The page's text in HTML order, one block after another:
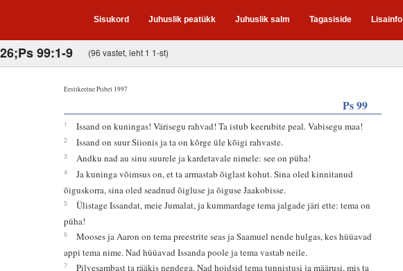
Sisukord Juhuslik peatükk Juhuslik salm Tagasiside Lisainfo
99:1-9 (96 vastet, leht 1 1-st)
Eestikeelne Piibel 1997
Ps 99
1 Issand on kuningas! Värisegu rahvad! Ta istub keerubite peal. Vabisegu maa!
2 Issand on suur Siionis ja ta on kõrge üle kõigi rahvaste.
3 Andku nad au sinu suurele ja kardetavale nimele: see on püha!
4
Ja kuninga võimsus on, et ta armastab õiglast kohut. Sina oled kinnitanud
õiguskorra, sina oled seadnud õigluse ja õiguse Jaakobisse.
5
Ülistage Issandat, meie Jumalat, ja kummardage tema jalgade järi ette: tema on
püha!
6
Mooses ja Aaron on tema preestrite seas ja Saamuel nende hulgas, kes hüüavad
appi tema nime. Nad hüüavad Issanda poole ja tema vastab neile.
7
Pilvesambast ta rääkis nendega. Nad hoidsid tema tunnistusi ja määrusi, mis ta